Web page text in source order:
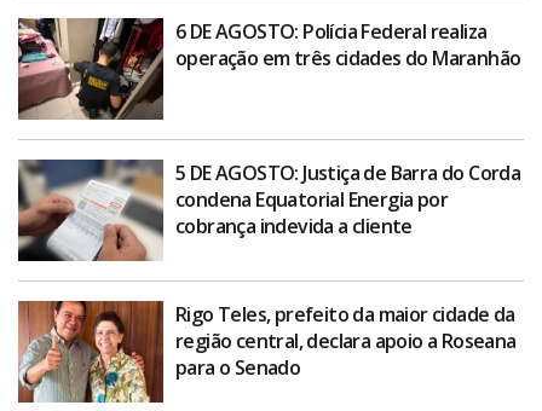
6 DE AGOSTO: Polícia Federal realiza
operação em três cidades do Maranhão
5 DE AGOSTO: Justiça de Barra do Corda
condena Equatorial Energia por
cobrança indevida a cliente
Rigo Teles, prefeito da maior cidade da
região central, declara apoio a Roseana
para o Senado